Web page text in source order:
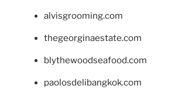
alvisgrooming.com
thegeorginaestate.com
blythewoodseafood.com
paolosdelibangkok.com